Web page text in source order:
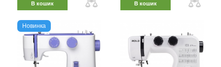
В кошик В кошик
Новинка